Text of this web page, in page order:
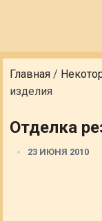
Главная /
изделия
Отделка
23 ИЮНЯ 2010